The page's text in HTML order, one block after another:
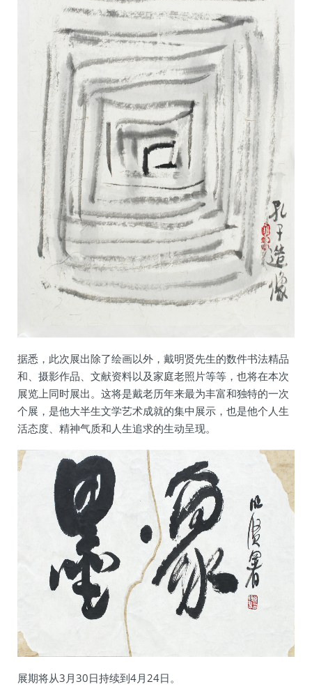
据悉，此次展出除了绘画以外，戴明贤先生的数件书法精品
和、摄影作品、文献资料以及家庭老照片等等，也将在本次
展览上同时展出。这将是戴老历年来最为丰富和独特的一次
个展，是他大半生文学艺术成就的集中展示，也是他个人生
活态度、精神气质和人生追求的生动呈现。
展期将从3月30日持续到4月24日。